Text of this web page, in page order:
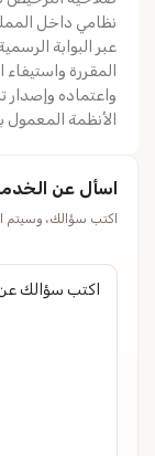
نظامي داخل
عبر البوابة
المقررة
واعتماده
الأنظمة المعمول
اسأل عن
اكتب سؤالك، وسيتم